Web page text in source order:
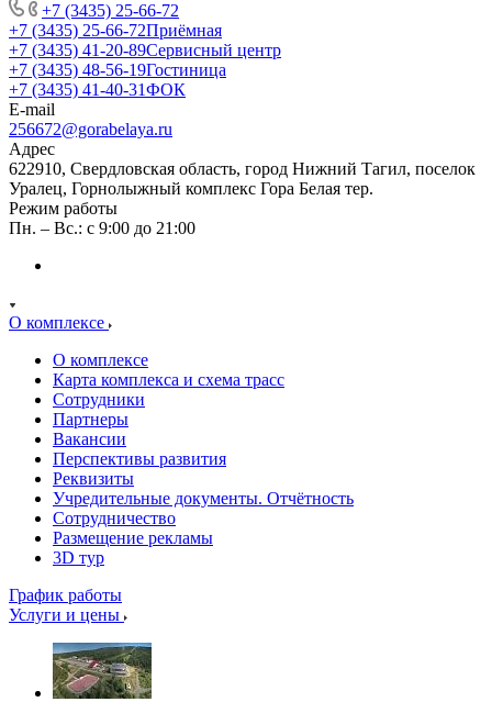
+7 (3435) 25-66-72
+7 (3435) 25-66-72Приёмная
+7 (3435) 41-20-89Сервисный центр
+7 (3435) 48-56-19Гостиница
+7 (3435) 41-40-31ФОК
E-mail
256672@gorabelaya.ru
Адрес
622910, Свердловская область, город Нижний Тагил, поселок
Уралец, Горнолыжный комплекс Гора Белая тер.
Режим работы
Пн. – Вс.: с 9:00 до 21:00
О комплексе
О комплексе
Карта комплекса и схема трасс
Сотрудники
Партнеры
Вакансии
Перспективы развития
Реквизиты
Учредительные документы. Отчётность
Сотрудничество
Размещение рекламы
3D тур
График работы
Услуги и цены